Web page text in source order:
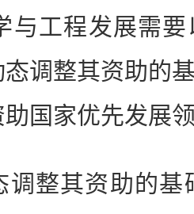
与工程发展需
调整其资助的
国家优先发展
整其资助的基